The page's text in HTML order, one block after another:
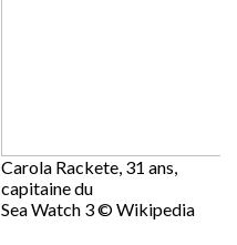
Carola Rackete, 31 ans,
capitaine du
Sea Watch 3 © Wikipedia